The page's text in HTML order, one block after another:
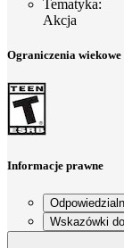
Tematyka:
Akcja
Ograniczenia wiekowe
Informacje prawne
Wskazówki